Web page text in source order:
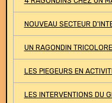
NOUVEAU SECTEUR
UN RAGONDIN
LES PIEGEURS EN
LES INTERVENTIONS DU